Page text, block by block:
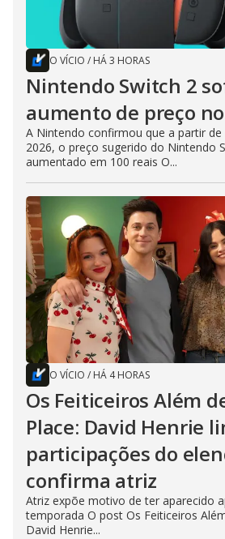
O VÍCIO / HÁ 3 HORAS
Nintendo Switch 2
aumento de preço
A Nintendo confirmou que a partir
2026, o preço sugerido do Nintendo
aumentado em 100 reais O...
O VÍCIO / HÁ 4 HORAS
Os Feiticeiros Além
Place: David Henrie
participações do
confirma atriz
Atriz expõe motivo de ter aparecido
temporada O post Os Feiticeiros
David Henrie...